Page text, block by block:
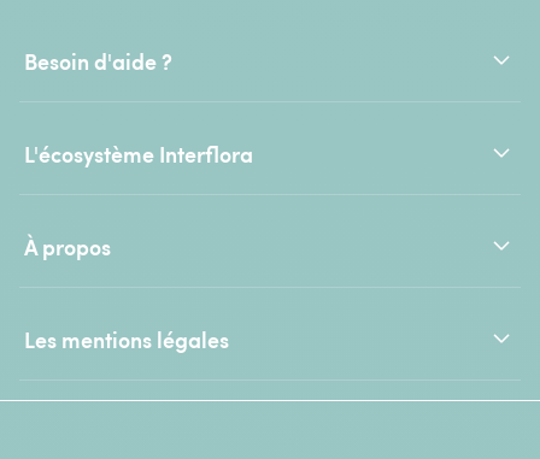
Besoin d'aide ?
L'écosystème Interflora
À propos
Les mentions légales